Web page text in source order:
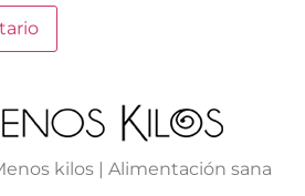
kilos | Alimentación sana